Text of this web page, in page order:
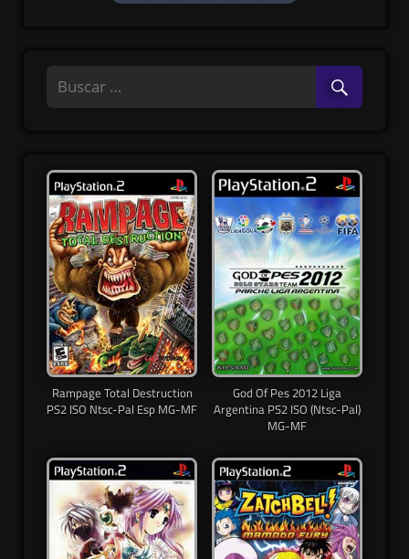
Rampage Total Destruction
PS2 ISO Ntsc-Pal Esp MG-MF
God Of Pes 2012 Liga
Argentina PS2 ISO (Ntsc-Pal)
MG-MF